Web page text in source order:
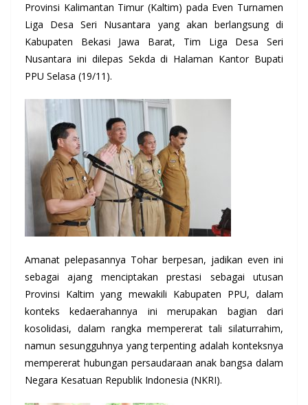
Provinsi Kalimantan Timur (Kaltim) pada Even Turnamen
Liga Desa Seri Nusantara yang akan berlangsung di
Kabupaten Bekasi Jawa Barat, Tim Liga Desa Seri
Nusantara ini dilepas Sekda di Halaman Kantor Bupati
PPU Selasa (19/11).
Amanat pelepasannya Tohar berpesan, jadikan even ini
sebagai ajang menciptakan prestasi sebagai utusan
Provinsi Kaltim yang mewakili Kabupaten PPU, dalam
konteks kedaerahannya ini merupakan bagian dari
kosolidasi, dalam rangka mempererat tali silaturrahim,
namun sesungguhnya yang terpenting adalah konteksnya
mempererat hubungan persaudaraan anak bangsa dalam
Negara Kesatuan Republik Indonesia (NKRI).